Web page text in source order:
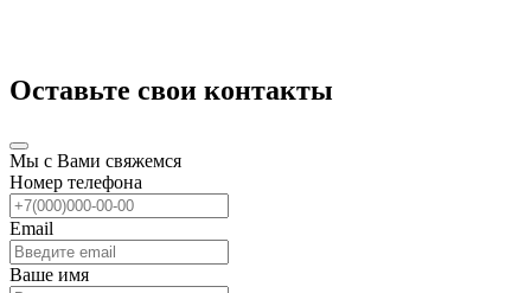
Оставьте свои контакты
Мы с Вами свяжемся
Номер телефона
Email
Ваше имя